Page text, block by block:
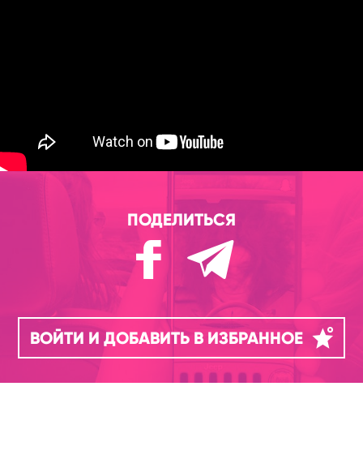
ПОДЕЛИТЬСЯ
ВОЙТИ И ДОБАВИТЬ В ИЗБРАННОЕ